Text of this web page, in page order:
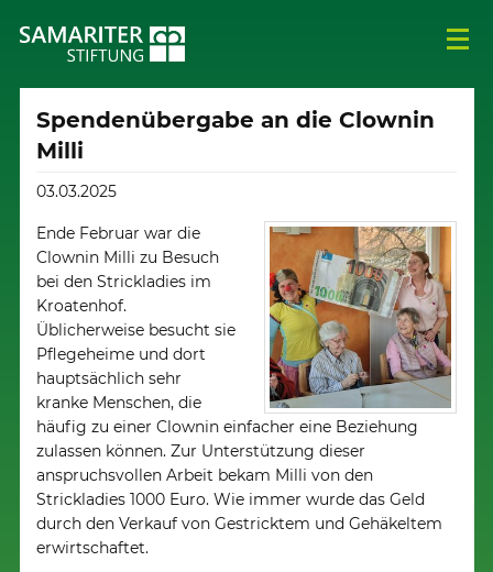
Spendenübergabe an die Clownin
Milli
03.03.2025
Ende Februar war die
Clownin Milli zu Besuch
bei den Strickladies im
Kroatenhof.
Üblicherweise besucht sie
Pflegeheime und dort
hauptsächlich sehr
kranke Menschen, die
häufig zu einer Clownin einfacher eine Beziehung
zulassen können. Zur Unterstützung dieser
anspruchsvollen Arbeit bekam Milli von den
Strickladies 1000 Euro. Wie immer wurde das Geld
durch den Verkauf von Gestricktem und Gehäkeltem
erwirtschaftet.